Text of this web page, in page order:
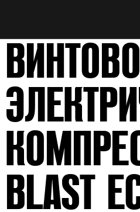
BLAST